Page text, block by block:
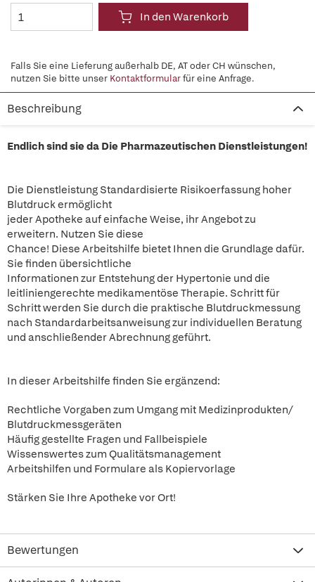
In den Warenkorb
Falls Sie eine Lieferung außerhalb DE, AT oder CH wünschen,
nutzen Sie bitte unser Kontaktformularfür eine Anfrage.
Beschreibung
Endlich sind sie da Die Pharmazeutischen Dienstleistungen!
Die Dienstleistung Standardisierte Risikoerfassung hoher
Blutdruck ermöglicht
jeder Apotheke auf einfache Weise, ihr Angebot zu
erweitern. Nutzen Sie diese
Chance! Diese Arbeitshilfe bietet Ihnen die Grundlage dafür.
Sie finden übersichtliche
Informationen zur Entstehung der Hypertonie und die
leitliniengerechte medikamentöse Therapie. Schritt für
Schritt werden Sie durch die praktische Blutdruckmessung
nach Standardarbeitsanweisung zur individuellen Beratung
und anschließender Abrechnung geführt.
In dieser Arbeitshilfe finden Sie ergänzend:
Rechtliche Vorgaben zum Umgang mit Medizinprodukten/
Blutdruckmessgeräten
Häufig gestellte Fragen und Fallbeispiele
Wissenswertes zum Qualitätsmanagement
Arbeitshilfen und Formulare als Kopiervorlage
Stärken Sie Ihre Apotheke vor Ort!
Bewertungen